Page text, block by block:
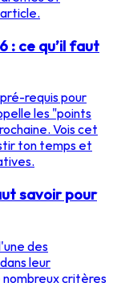
: ce qu’il faut
requis pour
les "points
Vois cet
ton temps et
savoir pour
des
leur
nombreux critères